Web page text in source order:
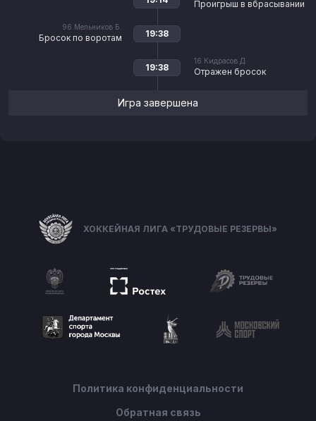
Проигрыш в вбрасывании
96 Мельников Б.
Бросок по воротам 19:38
16 Кидрасов Д.
Отражен бросок
19:38
Игра завершена
ХОККЕЙНАЯ ЛИГА «ТРУДОВЫЕ РЕЗЕРВЫ»
Политика конфиденциальности
Обратная связь